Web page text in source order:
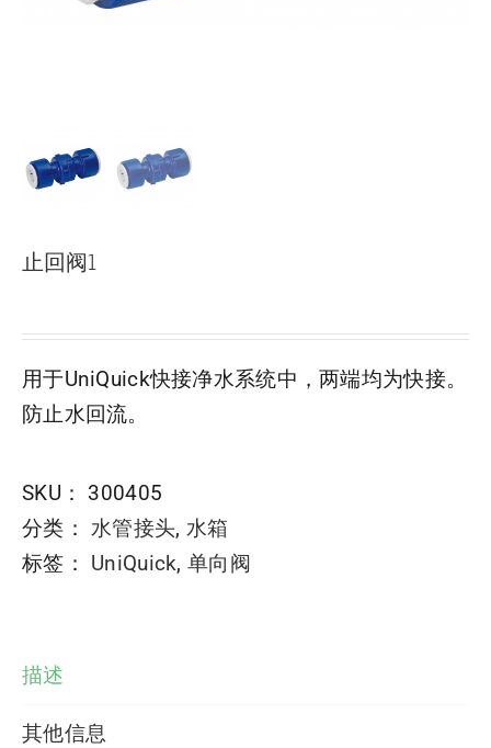
联系我们
止回阀1
用于UniQuick快接净水系统中，两端均为快接。
防止水回流。
SKU： 300405
分类：水管接头, 水箱
标签： UniQuick, 单向阀
描述
其他信息